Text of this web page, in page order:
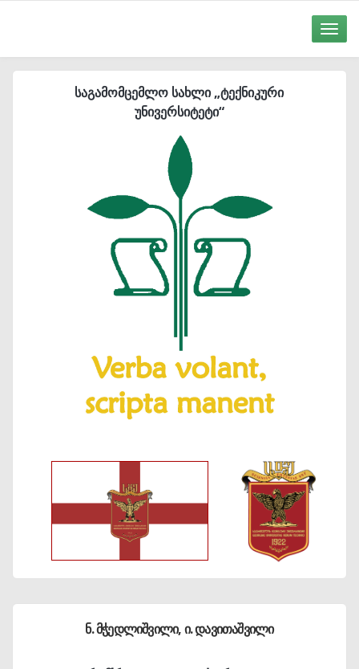
Toggle
საგამომცემლო სახლი „ტექნიკური
უნივერსიტეტი“
ნ. მჭედლიშვილი, ი. დავითაშვილი